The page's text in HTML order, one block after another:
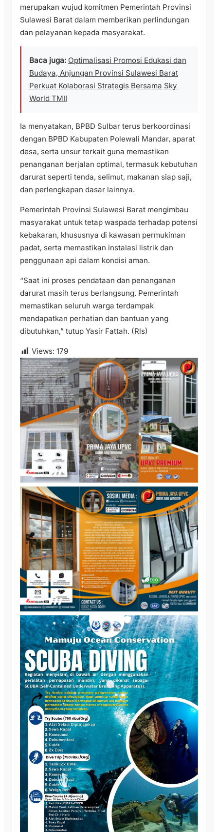
merupakan wujud komitmen Pemerintah Provinsi
Sulawesi Barat dalam memberikan perlindungan
dan pelayanan kepada masyarakat.
Baca juga: Optimalisasi Promosi Edukasi dan
Budaya, Anjungan Provinsi Sulawesi Barat
Perkuat Kolaborasi Strategis Bersama Sky
World TMII
Ia menyatakan, BPBD Sulbar terus berkoordinasi
dengan BPBD Kabupaten Polewali Mandar, aparat
desa, serta unsur terkait guna memastikan
penanganan berjalan optimal, termasuk kebutuhan
darurat seperti tenda, selimut, makanan siap saji,
dan perlengkapan dasar lainnya.
Pemerintah Provinsi Sulawesi Barat mengimbau
masyarakat untuk tetap waspada terhadap potensi
kebakaran, khususnya di kawasan permukiman
padat, serta memastikan instalasi listrik dan
penggunaan api dalam kondisi aman.
“Saat ini proses pendataan dan penanganan
darurat masih terus berlangsung. Pemerintah
memastikan seluruh warga terdampak
mendapatkan perhatian dan bantuan yang
dibutuhkan,” tutup Yasir Fattah. (Rls)
Views: 179